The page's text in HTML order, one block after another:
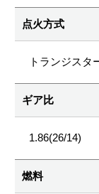
点火方式
トランジスタ
ギア比
1.86(26/14)
燃料